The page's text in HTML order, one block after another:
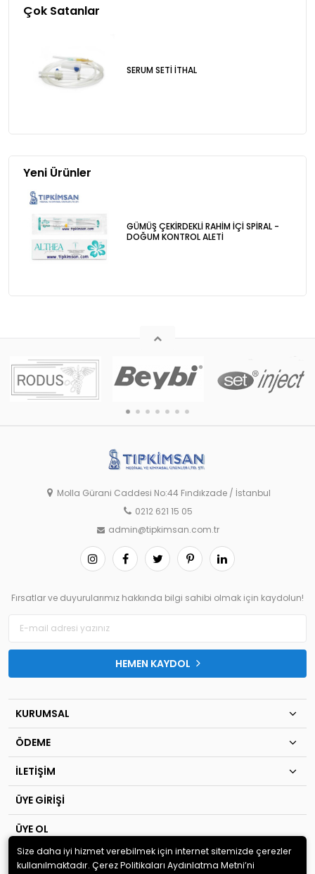
Çok Satanlar
SERUM SETİ İTHAL
Yeni Ürünler
GÜMÜŞ ÇEKİRDEKLİ RAHİM İÇİ SPİRAL -
DOĞUM KONTROL ALETİ
Molla Gürani Caddesi No:44 Fındıkzade / İstanbul
0212 621 15 05
admin@tipkimsan.com.tr
Fırsatlar ve duyurularımız hakkında bilgi sahibi olmak için kaydolun!
HEMEN KAYDOL
KURUMSAL
ÖDEME
İLETİŞİM
ÜYE GİRİŞİ
ÜYE OL
© 2020 TIP KİM SAN Ltd.Şti . Tüm hakları saklıdır.
Size daha iyi hizmet verebilmek için internet sitemizde çerezler
kullanılmaktadır. Çerez Politikaları Aydınlatma Metni’ni